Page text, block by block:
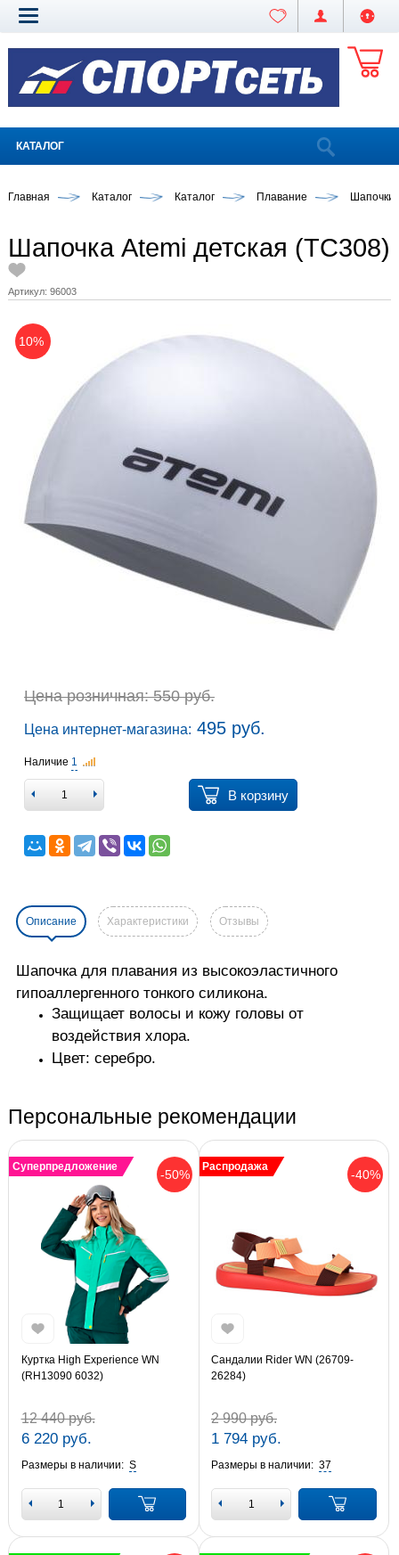
КАТАЛОГ
Главная Каталог Каталог Плавание Шапочки
Шапочка Atemi детская (TC308)
Артикул: 96003
10%
Цена розничная: 550 руб.
Цена интернет-магазина: 495 руб.
Наличие 1
В корзину
Описание Характеристики Отзывы
Шапочка для плавания из высокоэластичного
гипоаллергенного тонкого силикона.
Защищает волосы и кожу головы от
воздействия хлора.
Цвет: серебро.
Персональные рекомендации
-50%
Суперпредложение
Куртка High Experience WN
(RH13090 6032)
12 440 руб.
6 220 руб.
Размеры в наличии: S
-40%
Распродажа
Сандалии Rider WN (26709-
26284)
2 990 руб.
1 794 руб.
Размеры в наличии: 37